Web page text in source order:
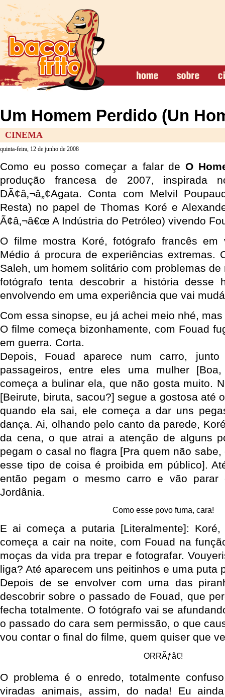
Um Homem Perdido (Un
CINEMA
quinta-feira, 12 de junho de 2008
Como eu posso começar a falar deO
produção francesa de 2007, inspirada
DÃ¢â‚¬â„¢Agata. Conta com Melvil
Resta) no papel de Thomas Koré e
Ã¢â‚¬â€œ A Indústria do Petróleo) vivendo
O filme mostra Koré, fotógrafo francês em
Médio á procura de experiências extremas.
Saleh, um homem solitário com problemas
fotógrafo tenta descobrir a história desse
envolvendo em uma experiência que vai
Com essa sinopse, eu já achei meio nhé,
O filme começa bizonhamente, com Fouad
em guerra. Corta.
Depois, Fouad aparece num carro,
passageiros, entre eles uma mulher
começa a bulinar ela, que não gosta muito.
[Beirute, biruta, sacou?] segue a gostosa até
quando ela sai, ele começa a dar uns
dança. Ai, olhando pelo canto da parede,
da cena, o que atrai a atenção de alguns
pegam o casal no flagra [Pra quem não
esse tipo de coisa é proibida em público].
então pegam o mesmo carro e vão parar
Jordânia.
Como esse povo fuma, cara!
E ai começa a putaria [Literalmente]:
começa a cair na noite, com Fouad na
moças da vida pra trepar e fotografar.
liga? Até aparecem uns peitinhos e uma puta
Depois de se envolver com uma das
descobrir sobre o passado de Fouad, que
fecha totalmente. O fotógrafo vai se
o passado do cara sem permissão, o que
vou contar o final do filme, quem quiser que
ORRÃƒâ€!
O problema é o enredo, totalmente
viradas animais, assim, do nada! Eu